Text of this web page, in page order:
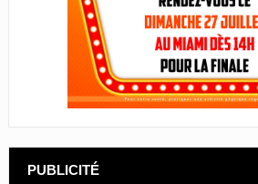
PUBLICITÉ